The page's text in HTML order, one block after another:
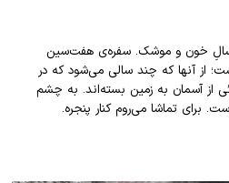
سالِ خون و موشک. سفره‌ی هفت‌سین
از آنها که چند سالی می‌شود که در
از آسمان به زمین بسته‌اند. به چشم
برای تماشا می‌روم کنار پنجره.